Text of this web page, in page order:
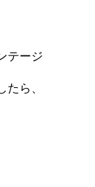
テージ
ら、